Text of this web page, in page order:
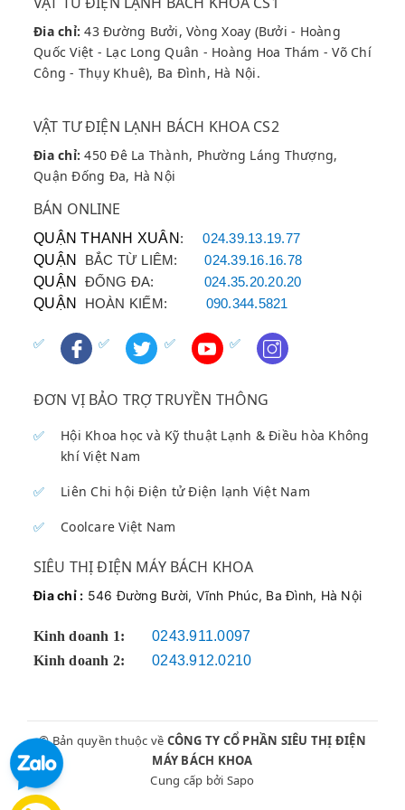
Cam Kết Dịch VụSửa
Chữa Uy TínTại Hà Nội
Chúng tôi đặt sự an toàn và chất lượng lên
bụi uy tín(sửa Atlantic) theo tiêu chuẩn cao:
nơi kiểm tra sự cố.
Báo Giá Công Khai:
Chi phí minh bạch,
không phụ phí ẩn.
Bảo Hành Dài Hạn:
Bảo hành cho linh kiện
thay thế và công việc sửa chữa.
Tác Phong Chuyên Nghiệp: Đội ngũ
máy hút bụi chuyên nghiệp
và lịch sự.
Thông Tin Liên Hệ Nhanh
DỊCH VỤ SỬA CHỮA 24/7
45 Đường Bưởi (Vòng Xoay Bưởi - Hoàng
máy hút bụichuyên nghiệp
Đia chỉ: 43 Đường Bưởi, Vòng Xoay (Bưởi - Hoàng
Quốc Việt - Lạc Long Quân - Hoàng Hoa Thám - Võ Chí
Công - Thụy Khuê), Ba Đình, Hà Nội.
VẬT TƯ ĐIỆN LẠNH BÁCH KHOA CS2
Đia chỉ: 450 Đê La Thành, Phường Láng Thượng,
Quận Đống Đa, Hà Nội
BÁN ONLINE
QUẬN THANH XUÂN :024.39.13.19.77
QUẬN BẮC TỪ LIÊM:024.39.16.16.78
QUẬN ĐỐNG ĐA: 024.35.20.20.20
QUẬN HOÀN KIẾM: 090.344.5821
ĐƠN VỊ BẢO TRỢ TRUYỀN THÔNG
Hội Khoa học và Kỹ thuật Lạnh & Điều hòa Không
khí Việt Nam
Liên Chi hội Điện tử Điện lạnh Việt Nam
Coolcare Việt Nam
SIÊU THỊ ĐIỆN MÁY BÁCH KHOA
Đia chỉ : 546 Đường Bười, Vĩnh Phúc, Ba Đình, Hà Nội
Kinh doanh 1:
0243.911.0097
Kinh doanh 2:
0243.912.0210
© Bản quyền thuộc về CÔNG TY CỔ PHẦN SIÊU THỊ ĐIỆN
MÁY BÁCH KHOA
Cung cấp bởi Sapo